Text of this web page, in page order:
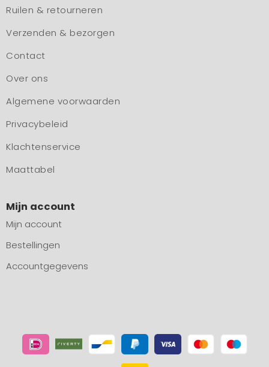
Ruilen & retourneren
Verzenden & bezorgen
Contact
Over ons
Algemene voorwaarden
Privacybeleid
Klachtenservice
Maattabel
Mijn account
Mijn account
Bestellingen
Accountgegevens